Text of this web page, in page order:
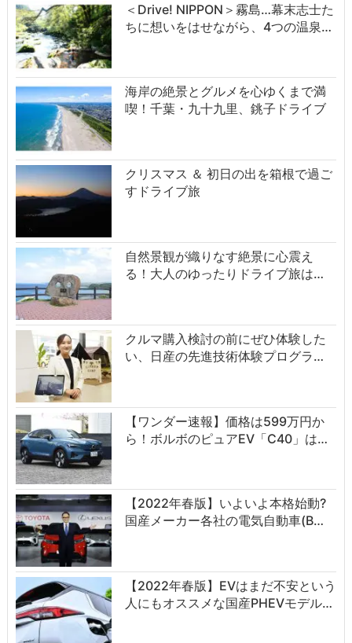
＜Drive! NIPPON＞霧島…幕末志士た
ちに想いをはせながら、4つの温泉…
海岸の絶景とグルメを心ゆくまで満
喫！千葉・九十九里、銚子ドライブ
クリスマス ＆ 初日の出を箱根で過ご
すドライブ旅
自然景観が織りなす絶景に心震え
る！大人のゆったりドライブ旅は…
クルマ購入検討の前にぜひ体験した
い、日産の先進技術体験プログラ…
【ワンダー速報】価格は599万円か
ら！ボルボのピュアEV「C40」は…
【2022年春版】いよいよ本格始動?
国産メーカー各社の電気自動車(B…
【2022年春版】EVはまだ不安という
人にもオススメな国産PHEVモデル…